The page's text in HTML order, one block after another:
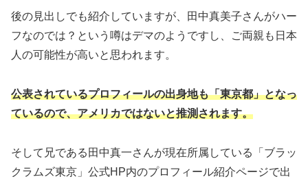
後の見出しでも紹介していますが、田中真美子さんがハー
フなのでは？という噂はデマのようですし、ご両親も日本
人の可能性が高いと思われます。
公表されているプロフィールの出身地も「東京都」となっ
ているので、アメリカではないと推測されます。
そして兄である田中真一さんが現在所属している「ブラッ
クラムズ東京」公式HP内のプロフィール紹介ページで出